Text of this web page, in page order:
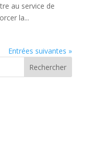
au service de
la...
Entrées suivantes »
Rechercher